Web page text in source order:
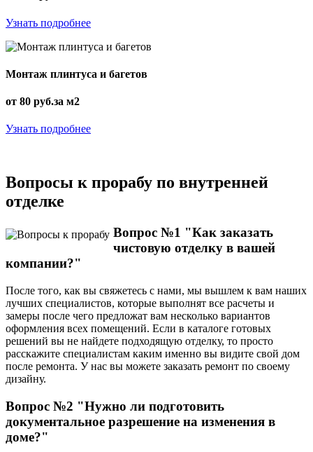
Узнать подробнее
Монтаж плинтуса и багетов
от 80 руб.за м2
Узнать подробнее
Вопросы к прорабу по внутренней
отделке
Вопрос №1 "Как заказать
чистовую отделку в вашей
компании?"
После того, как вы свяжетесь с нами, мы вышлем к вам наших
лучших специалистов, которые выполнят все расчеты и
замеры после чего предложат вам несколько вариантов
оформления всех помещений. Если в каталоге готовых
решений вы не найдете подходящую отделку, то просто
расскажите специалистам каким именно вы видите свой дом
после ремонта. У нас вы можете заказать ремонт по своему
дизайну.
Вопрос №2 "Нужно ли подготовить
документальное разрешение на изменения в
доме?"